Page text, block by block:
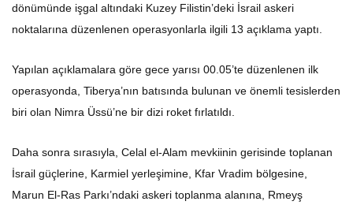
dönümünde işgal altındaki Kuzey Filistin’deki İsrail askeri
noktalarına düzenlenen operasyonlarla ilgili 13 açıklama yaptı.
Yapılan açıklamalara göre gece yarısı 00.05’te düzenlenen ilk
operasyonda, Tiberya’nın batısında bulunan ve önemli tesislerden
biri olan Nimra Üssü’ne bir dizi roket fırlatıldı.
Daha sonra sırasıyla, Celal el-Alam mevkiinin gerisinde toplanan
İsrail güçlerine, Karmiel yerleşimine, Kfar Vradim bölgesine,
Marun El-Ras Parkı’ndaki askeri toplanma alanına, Rmeyş